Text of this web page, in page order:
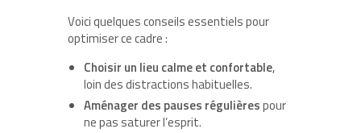
Voici quelques conseils essentiels pour
optimiser ce cadre :
Choisir un lieu calme et confortable,
loin des distractions habituelles.
Aménager des pauses régulièrespour
ne pas saturer l’esprit.